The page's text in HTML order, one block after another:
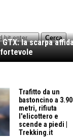
Cerca
la scarpa
Trafitto da un
bastoncino a
metri, rifiuta
l'elicottero e
scende a piedi |
Trekking.it